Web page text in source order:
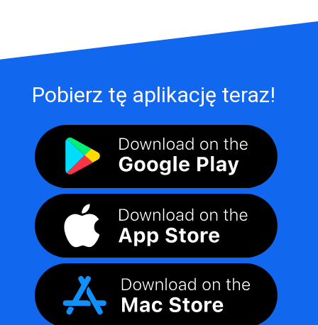
Pobierz tę aplikację teraz!